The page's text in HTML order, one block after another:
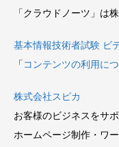
「クラウドノーツ」は
基本情報技術者試験 ビ
「 コンテンツの利用に
株式会社スピカ
お客様のビジネスをサ
ホームページ制作・ワ